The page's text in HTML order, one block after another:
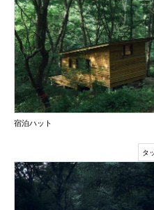
宿泊ハット